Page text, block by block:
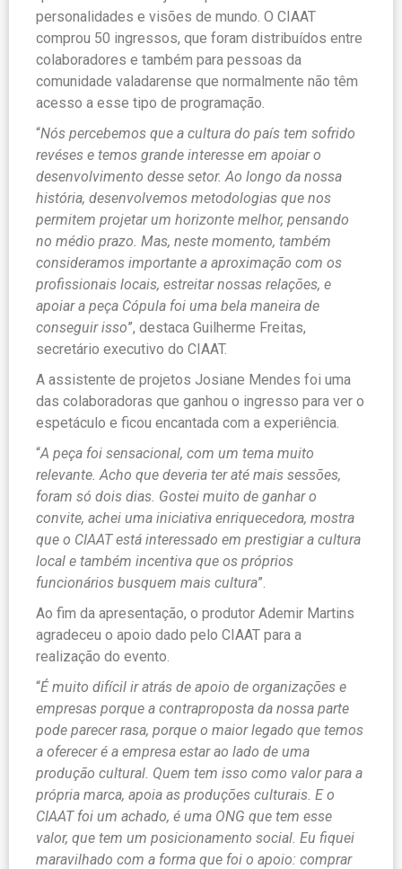
personalidades e visões de mundo. O CIAAT
comprou 50 ingressos, que foram distribuídos entre
colaboradores e também para pessoas da
comunidade valadarense que normalmente não têm
acesso a esse tipo de programação.
“Nós percebemos que a cultura do país tem sofrido
revéses e temos grande interesse em apoiar o
desenvolvimento desse setor. Ao longo da nossa
história, desenvolvemos metodologias que nos
permitem projetar um horizonte melhor, pensando
no médio prazo. Mas, neste momento, também
consideramos importante a aproximação com os
profissionais locais, estreitar nossas relações, e
apoiar a peça Cópula foi uma bela maneira de
conseguir isso”, destaca Guilherme Freitas,
secretário executivo do CIAAT.
A assistente de projetos Josiane Mendes foi uma
das colaboradoras que ganhou o ingresso para ver o
espetáculo e ficou encantada com a experiência.
“A peça foi sensacional, com um tema muito
relevante. Acho que deveria ter até mais sessões,
foram só dois dias. Gostei muito de ganhar o
convite, achei uma iniciativa enriquecedora, mostra
que o CIAAT está interessado em prestigiar a cultura
local e também incentiva que os próprios
funcionários busquem mais cultura”.
Ao fim da apresentação, o produtor Ademir Martins
agradeceu o apoio dado pelo CIAAT para a
realização do evento.
“É muito difícil ir atrás de apoio de organizações e
empresas porque a contraproposta da nossa parte
pode parecer rasa, porque o maior legado que temos
a oferecer é a empresa estar ao lado de uma
produção cultural. Quem tem isso como valor para a
própria marca, apoia as produções culturais. E o
CIAAT foi um achado, é uma ONG que tem esse
valor, que tem um posicionamento social. Eu fiquei
maravilhado com a forma que foi o apoio: comprar